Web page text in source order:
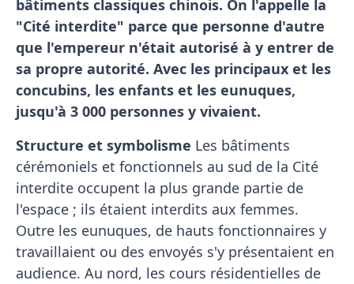
bâtiments classiques chinois. On l'appelle la
"Cité interdite" parce que personne d'autre
que l'empereur n'était autorisé à y entrer de
sa propre autorité. Avec les principaux et les
concubins, les enfants et les eunuques,
jusqu'à 3 000 personnes y vivaient.
Structure et symbolisme Les bâtiments
cérémoniels et fonctionnels au sud de la Cité
interdite occupent la plus grande partie de
l'espace ; ils étaient interdits aux femmes.
Outre les eunuques, de hauts fonctionnaires y
travaillaient ou des envoyés s'y présentaient en
audience. Au nord, les cours résidentielles de